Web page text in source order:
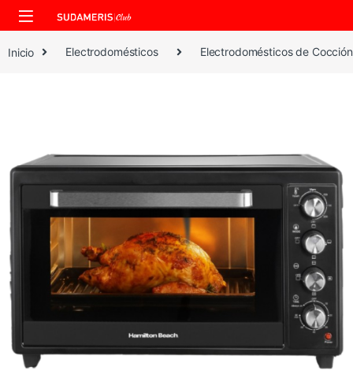
Skip to navigation
Skip to content
Inicio Electrodomésticos Electrodomésticos de Cocción